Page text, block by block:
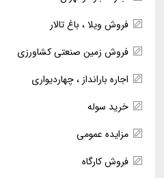
فروش ویلا ، باغ تالار
فروش زمین صنعتی کشاورزی
اجاره بارانداز ، چهاردیواری
خرید سوله
مزایده عمومی
فروش کارگاه